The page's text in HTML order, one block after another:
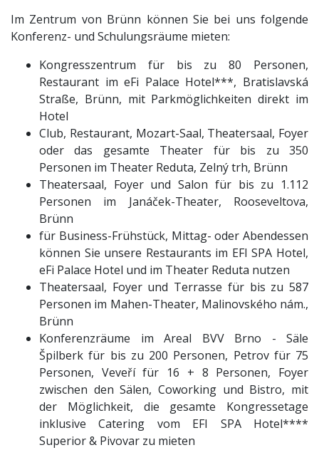
Im Zentrum von Brünn können Sie bei uns folgende
Konferenz- und Schulungsräume mieten:
Kongresszentrum für bis zu 80 Personen,
Restaurant im eFi Palace Hotel***, Bratislavská
Straße, Brünn, mit Parkmöglichkeiten direkt im
Hotel
Club, Restaurant, Mozart-Saal, Theatersaal, Foyer
oder das gesamte Theater für bis zu 350
Personen im Theater Reduta, Zelný trh, Brünn
Theatersaal, Foyer und Salon für bis zu 1.112
Personen im Janáček-Theater, Rooseveltova,
Brünn
für Business-Frühstück, Mittag- oder Abendessen
können Sie unsere Restaurants im EFI SPA Hotel,
eFi Palace Hotel und im Theater Reduta nutzen
Theatersaal, Foyer und Terrasse für bis zu 587
Personen im Mahen-Theater, Malinovského nám.,
Brünn
Konferenzräume im Areal BVV Brno - Säle
Špilberk für bis zu 200 Personen, Petrov für 75
Personen, Veveří für 16 + 8 Personen, Foyer
zwischen den Sälen, Coworking und Bistro, mit
der Möglichkeit, die gesamte Kongressetage
inklusive Catering vom EFI SPA Hotel****
Superior & Pivovar zu mieten